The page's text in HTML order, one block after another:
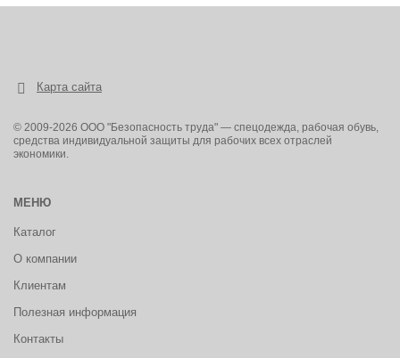
Карта сайта
© 2009-2026 ООО "Безопасность труда" — спецодежда, рабочая обувь,
средства индивидуальной защиты для рабочих всех отраслей
экономики.
МЕНЮ
Каталог
О компании
Клиентам
Полезная информация
Контакты